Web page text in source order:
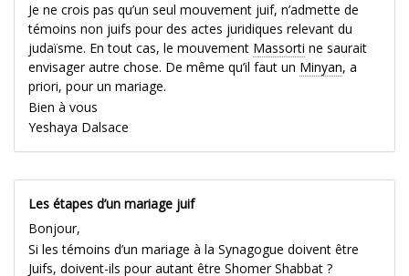
Je ne crois pas qu’un seul mouvement juif, n’admette de
témoins non juifs pour des actes juridiques relevant du
judaïsme. En tout cas, le mouvement Massorti ne saurait
envisager autre chose. De même qu’il faut un Minyan, a
priori, pour un mariage.
Bien à vous
Yeshaya Dalsace
Les étapes d’un mariage juif
Bonjour,
Si les témoins d’un mariage à la Synagogue doivent être
Juifs, doivent-ils pour autant être Shomer Shabbat ?